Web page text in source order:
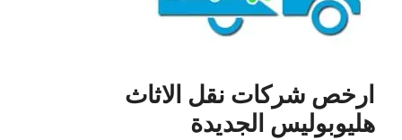
ارخص شركات نقل الاثاث
هليوبوليس الجديدة